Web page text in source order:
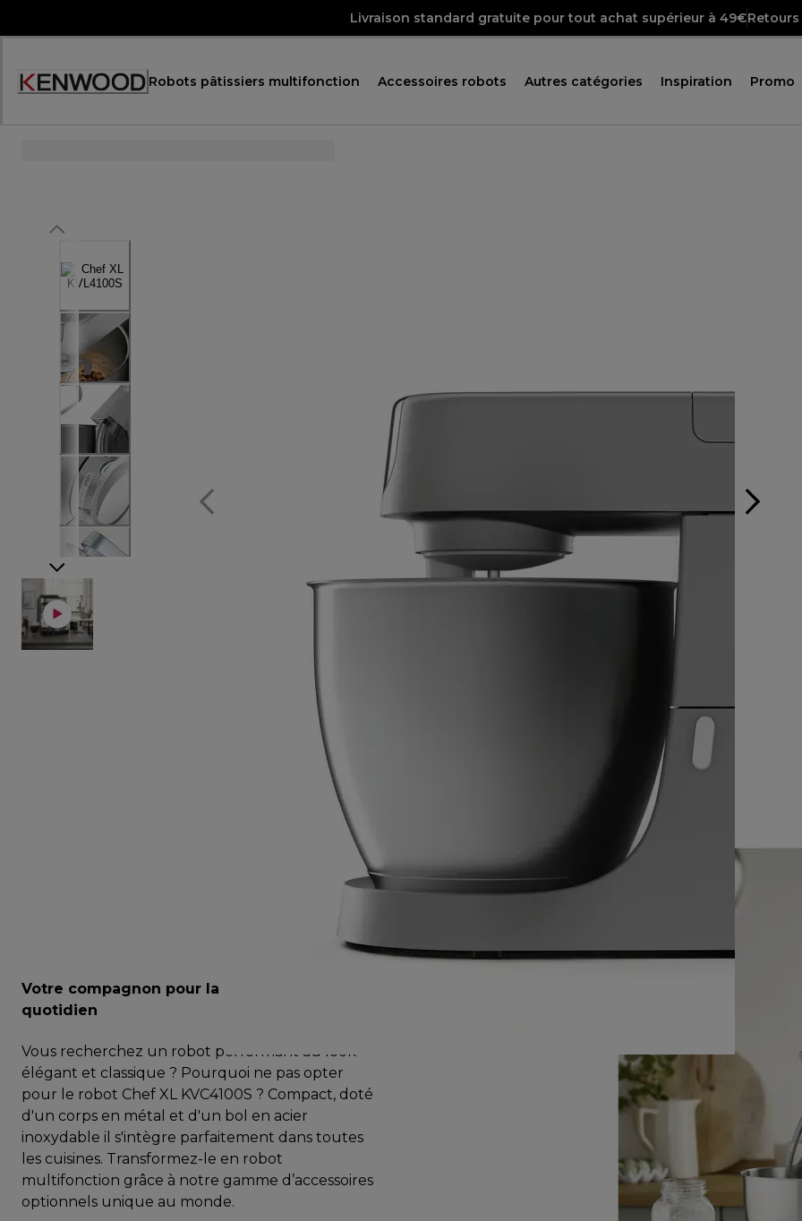
Livraison standard gratuite pour tout achat supérieur à 49€
Robots pâtissiers multifonction Accessoires robots Autres catégories Inspiration Promo
Votre compagnon pour la cuisine du
quotidien
Vous recherchez un robot performant au look
élégant et classique ? Pourquoi ne pas opter
pour le robot Chef XL KVC4100S ? Compact, doté
d'un corps en métal et d'un bol en acier
inoxydable il s'intègre parfaitement dans toutes
les cuisines. Transformez-le en robot
multifonction grâce à notre gamme d’accessoires
optionnels unique au monde.